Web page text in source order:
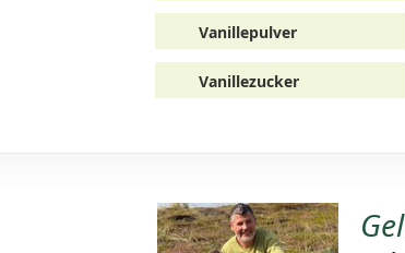
Vanillepulver
Vanillezucker